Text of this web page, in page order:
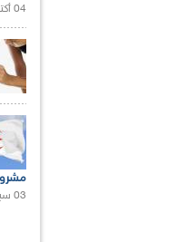
04 أكتوبر 2020 |
03 سبتمبر 2020 |